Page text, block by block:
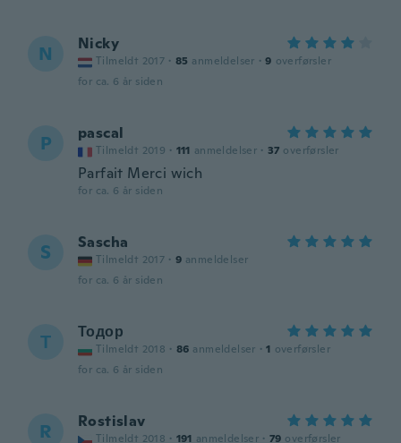
N Nicky
Tilmeldt 2017 · 85 anmeldelser · 9 overførsler
for ca. 6 år siden
P pascal
Tilmeldt 2019 · 111 anmeldelser · 37 overførsler
Parfait Merci wich
for ca. 6 år siden
S Sascha
Tilmeldt 2017 · 9 anmeldelser
for ca. 6 år siden
Т Тодор
Tilmeldt 2018 · 86 anmeldelser · 1 overførsler
for ca. 6 år siden
R Rostislav
Tilmeldt 2018 · 191 anmeldelser · 79 overførsler